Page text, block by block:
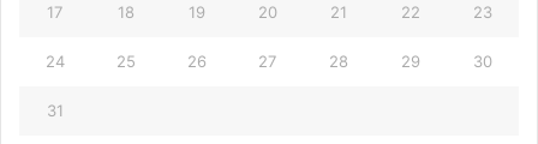
17 18 19 20 21 22 23
24 25 26 27 28 29 30
31